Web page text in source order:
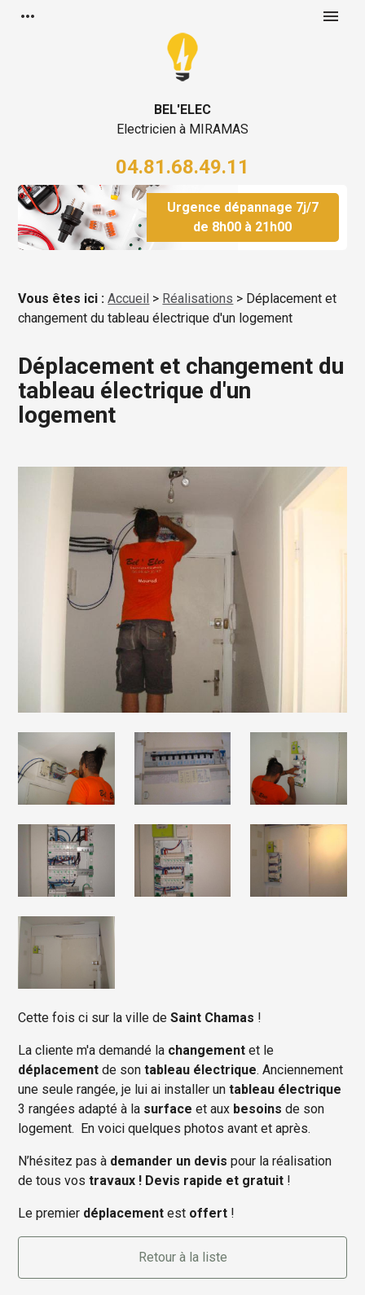
more_horiz menu
BEL'ELEC
Electricien à MIRAMAS
04.81.68.49.11
Urgence dépannage 7j/7
de 8h00 à 21h00
Vous êtes ici :Accueil > Réalisations > Déplacement et
changement du tableau électrique d'un logement
Déplacement et changement du
tableau électrique d'un
logement
Cette fois ci sur la ville deSaint Chamas !
La cliente m'a demandé la changement et le
déplacement de sontableau électrique. Anciennement
une seule rangée, je lui ai installer untableau électrique
3 rangées adapté à la surface et aux besoins de son
logement. En voici quelques photos avant et après.
N’hésitez pas à demander un devispour la réalisation
de tous vostravaux ! Devis rapide et gratuit !
Le premier déplacement est offert !
Retour à la liste